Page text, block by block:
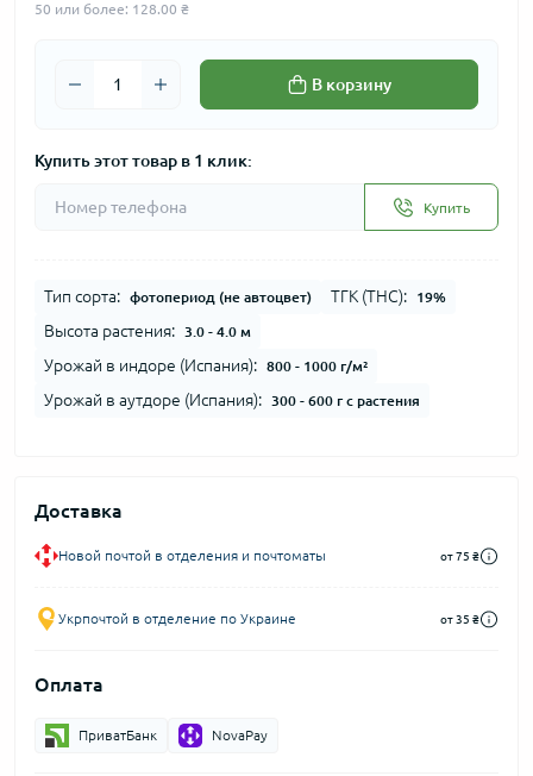
50 или более: 128.00 ₴
В корзину
Купить этот товар в 1 клик:
Купить
Тип сорта: фотопериод (не автоцвет) ТГК (THC): 19%
Высота растения: 3.0 - 4.0 м
Урожай в индоре (Испания): 800 - 1000 г/м²
Урожай в аутдоре (Испания): 300 - 600 г с растения
Доставка
Новой почтой в отделения и почтоматы от 75 ₴
Укрпочтой в отделение по Украине от 35 ₴
Оплата
ПриватБанк NovaPay